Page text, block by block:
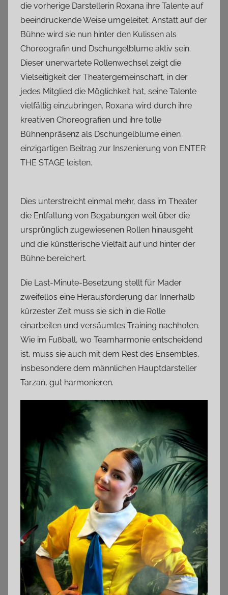
die vorherige Darstellerin Roxana ihre Talente auf
beeindruckende Weise umgeleitet. Anstatt auf der
Bühne wird sie nun hinter den Kulissen als
Choreografin und Dschungelblume aktiv sein.
Dieser unerwartete Rollenwechsel zeigt die
Vielseitigkeit der Theatergemeinschaft, in der
jedes Mitglied die Möglichkeit hat, seine Talente
vielfältig einzubringen. Roxana wird durch ihre
kreativen Choreografien und ihre tolle
Bühnenpräsenz als Dschungelblume einen
einzigartigen Beitrag zur Inszenierung von ENTER
THE STAGE leisten.
Dies unterstreicht einmal mehr, dass im Theater
die Entfaltung von Begabungen weit über die
ursprünglich zugewiesenen Rollen hinausgeht
und die künstlerische Vielfalt auf und hinter der
Bühne bereichert.
Die Last-Minute-Besetzung stellt für Mader
zweifellos eine Herausforderung dar. Innerhalb
kürzester Zeit muss sie sich in die Rolle
einarbeiten und versäumtes Training nachholen.
Wie im Fußball, wo Teamharmonie entscheidend
ist, muss sie auch mit dem Rest des Ensembles,
insbesondere dem männlichen Hauptdarsteller
Tarzan, gut harmonieren.